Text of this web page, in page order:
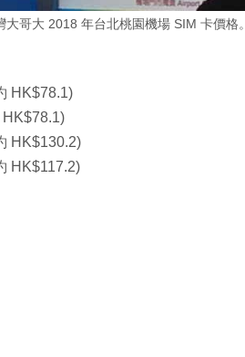
大哥大 2018 年台北桃園機場 SIM 卡價格。
HK$78.1)
HK$130.2)
HK$117.2)